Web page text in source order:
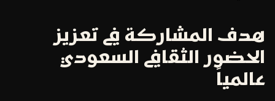
هدف المشاركة في تعزيز
الحضور الثقافي السعودي
عالمياً